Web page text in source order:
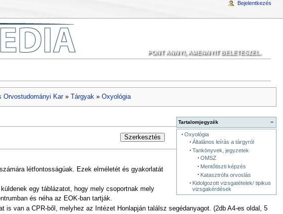
PONT ANNYI, AMENNYIT BELETESZEL.
Orvostudományi Kar» Tárgyak» Oxyológia
−
Tartalomjegyzék
Oxyológia
Általános leírás a tárgyról
Tankönyvek, jegyzetek
OMSZ
Mentőtiszti képzés
Katasztrófa orvoslás
Kidolgozott vizsgatételek/ tipikus
vizsgakérdések
Szerkesztés
létfontosságúak. Ezek elméletét és gyakorlatát
egy táblázatot, hogy mely csoportnak mely
és néha az EOK-ban tartják.
van a CPR-ből, melyhez az Intézet Honlapján találsz segédanyagot. (2db A4-es oldal, 5
Bejelentkezés